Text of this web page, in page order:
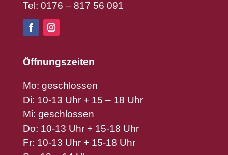
Tel: 0176 – 817 56 091
Öffnungszeiten
Mo: geschlossen
Di: 10-13 Uhr + 15 – 18 Uhr
Mi: geschlossen
Do: 10-13 Uhr + 15-18 Uhr
Fr: 10-13 Uhr + 15-18 Uhr